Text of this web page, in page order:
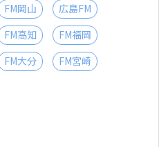
FM岡山
広島FM
FM高知
FM福岡
FM大分
FM宮崎